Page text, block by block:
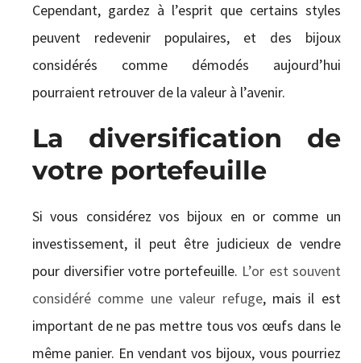
Cependant, gardez à l’esprit que certains styles
peuvent redevenir populaires, et des bijoux
considérés comme démodés aujourd’hui
pourraient retrouver de la valeur à l’avenir.
La diversification de
votre portefeuille
Si vous considérez vos bijoux en or comme un
investissement, il peut être judicieux de vendre
pour diversifier votre portefeuille. L’or est souvent
considéré comme une valeur refuge, mais il est
important de ne pas mettre tous vos œufs dans le
même panier. En vendant vos bijoux, vous pourriez